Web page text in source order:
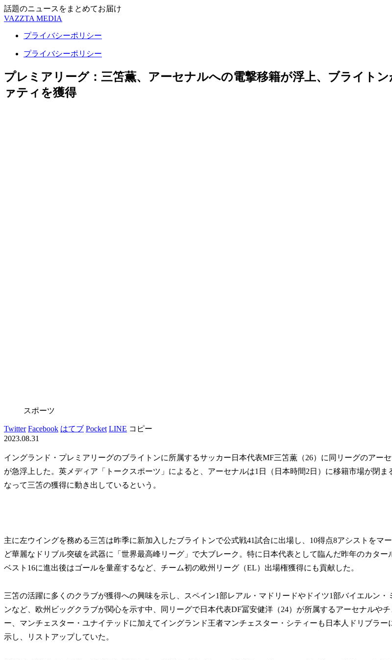
話題のニュースをまとめてお届け
VAZZTA MEDIA
プライバシーポリシー
プライバシーポリシー
プレミアリーグ：三笘薫、アーセナルへの電撃移籍が浮上、ブライトン
ァティを獲得
スポーツ
Twitter Facebook はてブ Pocket LINE コピー
2023.08.31
イングランド・プレミアリーグのブライトンに所属するサッカー日本代表MF三笘薫（26）に同リーグのアー
が急浮上した。英メディア「トークスポーツ」によると、アーセナルは1日（日本時間2日）に移籍市場が閉ま
なって三笘の獲得に動き出しているという。
主に左ウイングを務める三笘は昨季に新加入したブライトンで公式戦41試合に出場し、10得点8アシストをマ
ど華麗なドリブル突破を武器に「世界最高峰リーグ」で大ブレーク。特に日本代表として臨んだ昨年のカター
ベスト16に進出後はゴールを量産するなど、チーム初の欧州リーグ（EL）出場権獲得にも貢献した。
三笘の活躍に多くのクラブが獲得への興味を示し、スペイン1部レアル・マドリードやドイツ1部バイエルン・
ンなど、欧州ビッグクラブが関心を示す中、同リーグで日本代表DF冨安健洋（24）が所属するアーセナルやチ
ー、マンチェスター・ユナイテッドに加えてイングランド王者マンチェスター・シティーも日本人ドリブラー
示し、リストアップしていた。